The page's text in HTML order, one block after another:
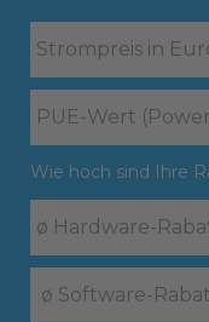
Wie hoch sind Ihre